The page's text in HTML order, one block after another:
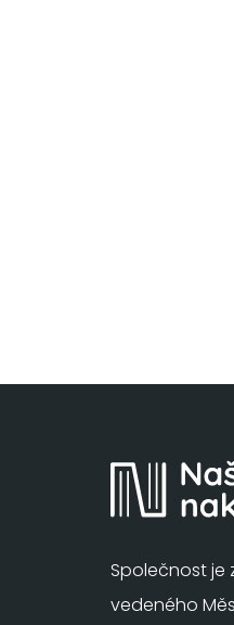
Společnost je
vedeného